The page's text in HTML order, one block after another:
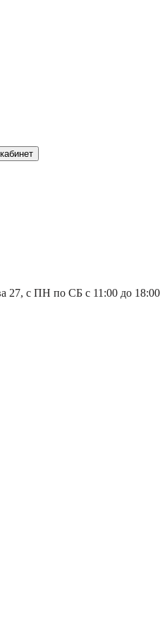
27, с ПН по СБ с 11:00 до 18:00